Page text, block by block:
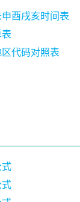
酉戌亥时间表
代码对照表